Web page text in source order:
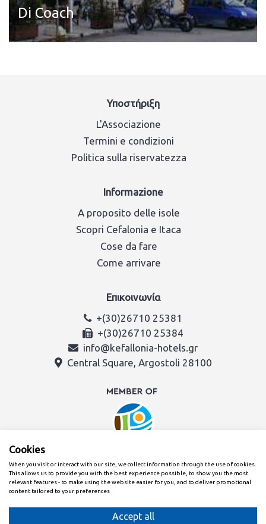
Di Coach
Υποστήριξη
L'Associazione
Termini e condizioni
Politica sulla riservatezza
Informazione
A proposito delle isole
Scopri Cefalonia e Itaca
Cose da fare
Come arrivare
Επικοινωνία
+(30)26710 25381
+(30)26710 25384
info@kefallonia-hotels.gr
Central Square, Argostoli 28100
Itaca
Cookies
When you visit or interact with our site, we collect information through the use of cookies.
This allows us to provide you with the best experience possible, to show you the most
relevant features - to make using the website easier for you, and to deliver promotional
content tailored to your preferences